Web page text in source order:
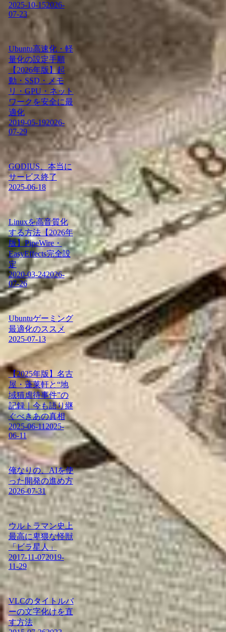
2025-10-152026-
07-23
Ubuntu高速化・軽
量化の設定手順
【2026年版】起
動・SSD・メモ
リ・GPU・ネット
ワークを安全に最
適化
2019-05-192026-
07-29
GODIUS、本当に
サービス終了
2025-06-18
Linuxを高音質化
する方法【2026年
版】PipeWire・
EasyEffects完全設
定
2020-03-242026-
07-26
Ubuntuゲーミング
最適化のススメ
2025-07-13
【2025年版】名古
屋・蓬莱軒と“地
域猫虐待事件”の
記録｜今も語り継
ぐべきあの真相
2025-06-112025-
06-11
俺なりの、AIを使
った開発の進め方
2026-07-31
ウルトラマン史上
最高に卑猥な怪獣
「ビラ星人」
2017-11-072019-
11-29
VLCのタイトルバ
ーの文字化けを直
す方法